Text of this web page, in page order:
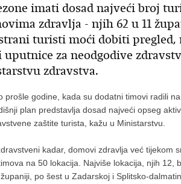
imati dosad najveći broj
zdravlja - njih 62 u 11
turisti moći dobiti pregled,
za neodgodive
zdravstva.
prošle godine, kada su dodatni timovi radili
plan predstavlja dosad najveći opseg
zaštite turista, kažu u Ministarstvu.
kadar, domovi zdravlja već tijekom
na 50 lokacija. Najviše lokacija, njih 12,
po šest u Zadarskoj i Splitsko-